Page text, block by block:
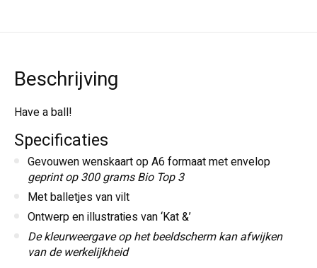
Beschrijving
Have a ball!
Specificaties
Gevouwen wenskaart op A6 formaat met envelop
geprint op 300 grams Bio Top 3
Met balletjes van vilt
Ontwerp en illustraties van ‘Kat &’
De kleurweergave op het beeldscherm kan afwijken
van de werkelijkheid